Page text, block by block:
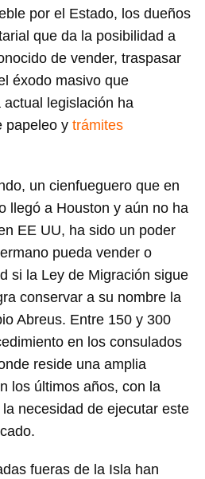
por el Estado, los dueños
que da la posibilidad a
de vender, traspasar
éxodo masivo que
legislación ha
papeleo y trámites
un cienfueguero que en
llegó a Houston y aún no ha
EE UU, ha sido un poder
pueda vender o
si la Ley de Migración sigue
conservar a su nombre la
Abreus. Entre 150 y 300
en los consulados
reside una amplia
los últimos años, con la
necesidad de ejecutar este
fueras de la Isla han